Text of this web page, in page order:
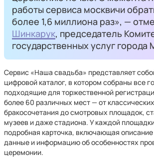
работы сервиса москвичи
более 1,6 миллиона раз», —
Шинкарук, председатель
государственных услуг города
Сервис «Наша свадьба» представляет
цифровой каталог, в котором собраны все
подходящие для торжественной
более 60 различных мест — от
бракосочетания до смотровых площадок,
музеев и даже стадиона. У каждой
подробная карточка, включающая
данные и информацию об особенностях
церемонии.